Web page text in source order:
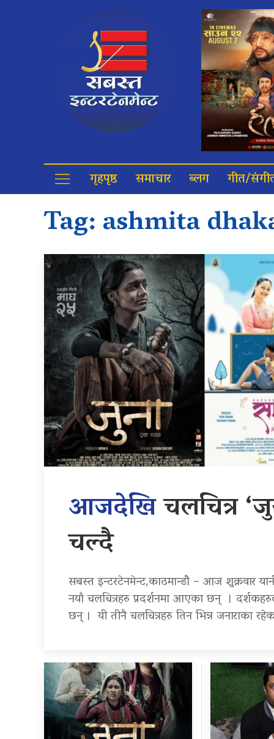
गृहपृष्ठ समाचार ब्लग गीत/
Tag:ashmita
आजदेखिचलचित्र
चल्दै
सबस्त इन्टरटेनमेन्ट,काठमान्डौ – आज शुक्रवार
नयाँ चलचित्रहरु प्रदर्शनमा आएका छन् ।
छन् । यी तीनै चलचित्रहरु तिन भिन्न जनाराका